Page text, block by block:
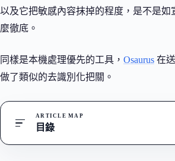
以及它把敏感內容抹掉的程度，是不是如
麼徹底。
同樣是本機處理優先的工具， Osaurus 在
做了類似的去識別化把關。
ARTICLE MAP
目錄